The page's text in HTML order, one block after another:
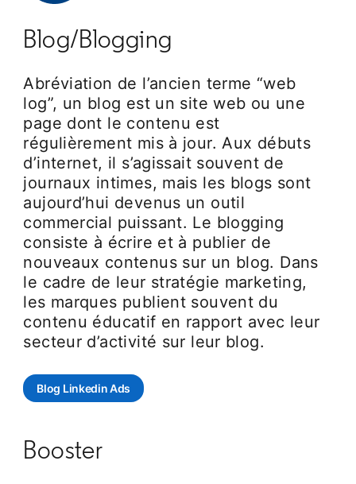
Blog/Blogging
Abréviation de l’ancien terme “web
log”, un blog est un site web ou une
page dont le contenu est
régulièrement mis à jour. Aux débuts
d’internet, il s’agissait souvent de
journaux intimes, mais les blogs sont
aujourd’hui devenus un outil
commercial puissant. Le blogging
consiste à écrire et à publier de
nouveaux contenus sur un blog. Dans
le cadre de leur stratégie marketing,
les marques publient souvent du
contenu éducatif en rapport avec leur
secteur d’activité sur leur blog.
Blog Linkedin Adsopens in a new tab
Booster